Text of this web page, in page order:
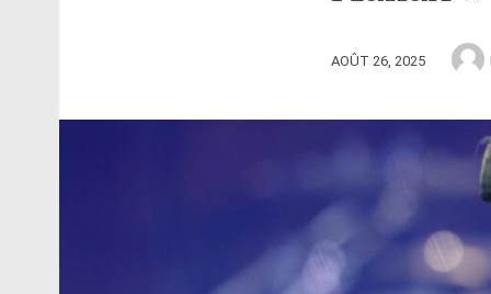
AOÛT 26, 2025